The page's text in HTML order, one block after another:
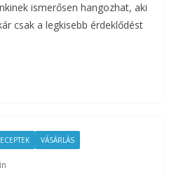
ismerősen hangozhat, aki
csak a legkisebb érdeklődést
VÁSÁRLÁS